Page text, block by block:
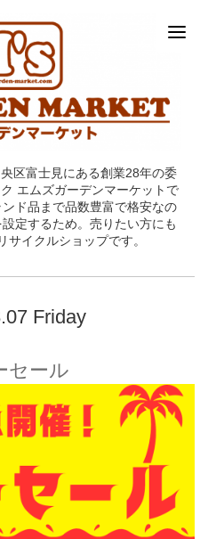
区富士見にある創業28年の委
エムズガーデンマーケットで
ド品まで品数豊富で格安なの
定するため。売りたい方にも
サイクルショップです。
Friday
セール